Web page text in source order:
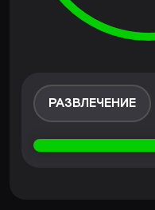
РАЗВЛЕЧЕНИЕ